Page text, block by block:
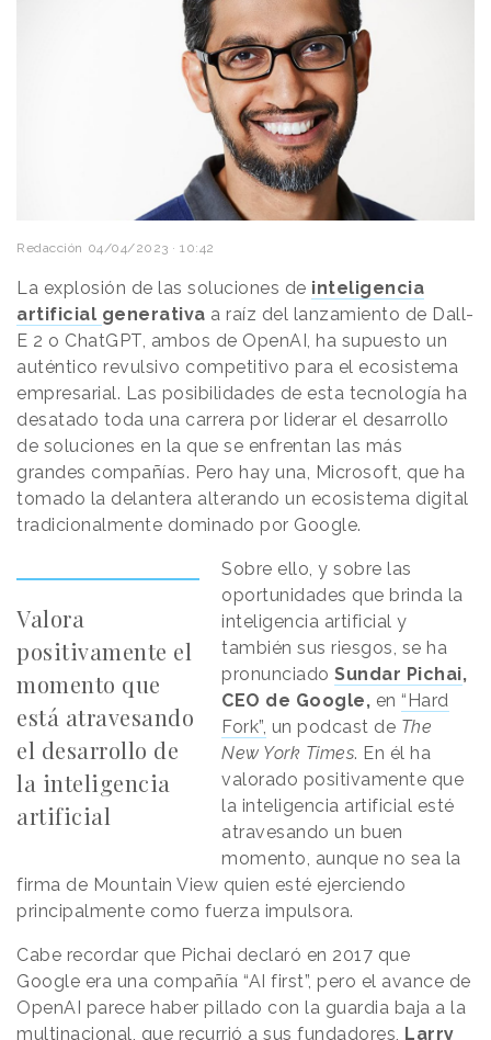
Redacción 04/04/2023 · 10:42
La explosión de las soluciones de inteligencia
artificial generativa a raíz del lanzamiento de Dall-
E 2 o ChatGPT, ambos de OpenAI, ha supuesto un
auténtico revulsivo competitivo para el ecosistema
empresarial. Las posibilidades de esta tecnología ha
desatado toda una carrera por liderar el desarrollo
de soluciones en la que se enfrentan las más
grandes compañías. Pero hay una, Microsoft, que ha
tomado la delantera alterando un ecosistema digital
tradicionalmente dominado por Google.
Valora
positivamente el
momento que
está atravesando
el desarrollo de
la inteligencia
artificial
Sobre ello, y sobre las
oportunidades que brinda la
inteligencia artificial y
también sus riesgos, se ha
pronunciadoSundar Pichai,
CEO de Google, en “Hard
Fork”, un podcast de The
New York Times. En él ha
valorado positivamente que
la inteligencia artificial esté
atravesando un buen
momento, aunque no sea la
firma de Mountain View quien esté ejerciendo
principalmente como fuerza impulsora.
Cabe recordar que Pichai declaró en 2017 que
Google era una compañía “AI first”, pero el avance de
OpenAI parece haber pillado con la guardia baja a la
multinacional, que recurrió a sus fundadores, Larry